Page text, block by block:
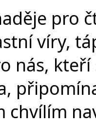
pro
víry,
nás, kteří
chvílím